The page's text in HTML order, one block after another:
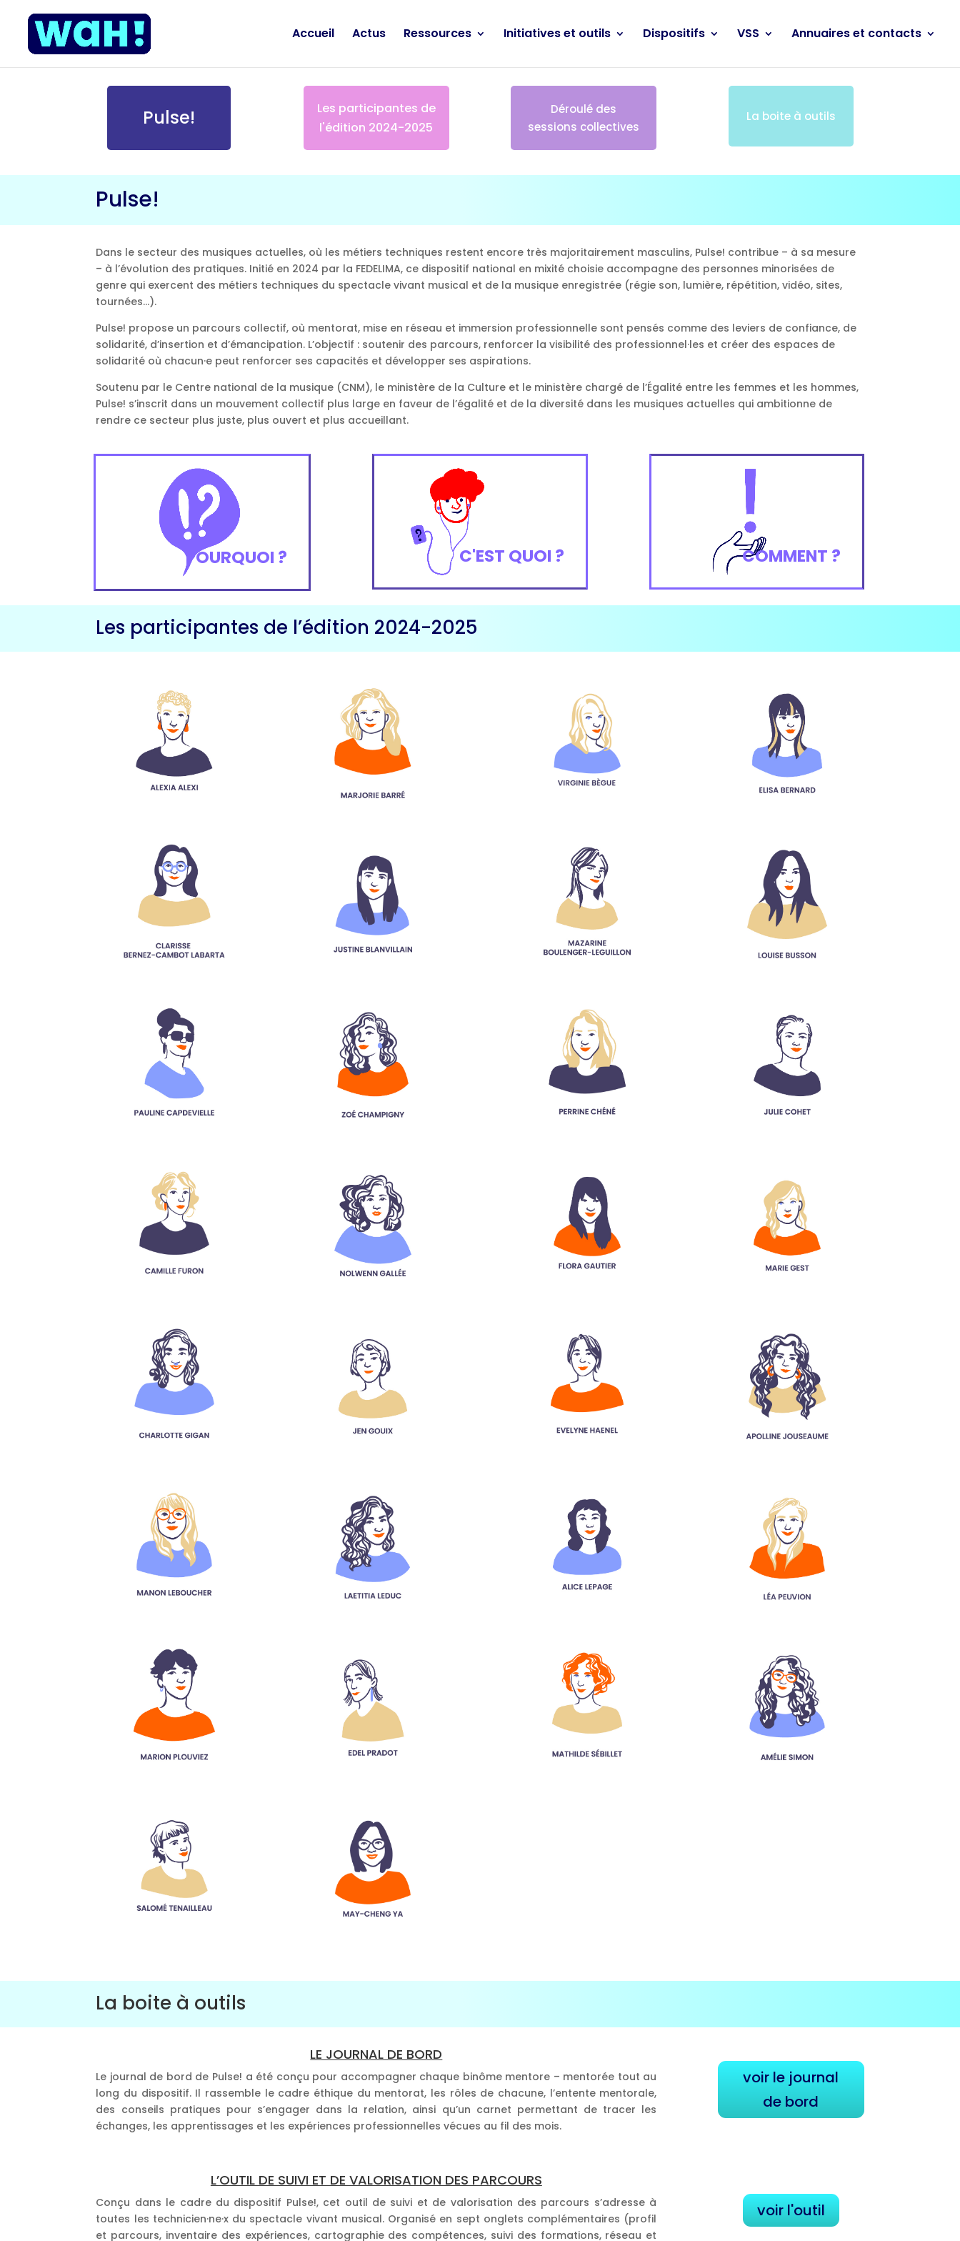
Accueil Actus Ressources Initiatives et outils Dispositifs VSS Annuaires et contacts
Pulse!
Les participantes de
l'édition 2024-2025
Déroulé des
sessions collectives
La boite à outils
Pulse!
Dans le secteur des musiques actuelles, où les métiers techniques restent encore très majoritairement masculins, Pulse! contribue – à sa mesure
– à l’évolution des pratiques. Initié en 2024 par la FEDELIMA, ce dispositif national en mixité choisie accompagne des personnes minorisées de
genre qui exercent des métiers techniques du spectacle vivant musical et de la musique enregistrée (régie son, lumière, répétition, vidéo, sites,
tournées…).
Pulse! propose un parcours collectif, où mentorat, mise en réseau et immersion professionnelle sont pensés comme des leviers de confiance, de
solidarité, d’insertion et d’émancipation. L’objectif : soutenir des parcours, renforcer la visibilité des professionnel·les et créer des espaces de
solidarité où chacun·e peut renforcer ses capacités et développer ses aspirations.
Soutenu par le Centre national de la musique (CNM), le ministère de la Culture et le ministère chargé de l’Égalité entre les femmes et les hommes,
Pulse! s’inscrit dans un mouvement collectif plus large en faveur de l’égalité et de la diversité dans les musiques actuelles qui ambitionne de
rendre ce secteur plus juste, plus ouvert et plus accueillant.
POURQUOI ? C'EST QUOI ? COMMENT ?
Les participantes de l’édition 2024-2025
La boite à outils
LE JOURNAL DE BORD
Le journal de bord de Pulse! a été conçu pour accompagner chaque binôme mentore – mentorée tout au
long du dispositif. Il rassemble le cadre éthique du mentorat, les rôles de chacune, l’entente mentorale,
des conseils pratiques pour s’engager dans la relation, ainsi qu’un carnet permettant de tracer les
échanges, les apprentissages et les expériences professionnelles vécues au fil des mois.
voir le journal
de bord
L’OUTIL DE SUIVI ET DE VALORISATION DES PARCOURS
Conçu dans le cadre du dispositif Pulse!, cet outil de suivi et de valorisation des parcours s’adresse à
toutes les technicien·ne·x du spectacle vivant musical. Organisé en sept onglets complémentaires (profil
et parcours, inventaire des expériences, cartographie des compétences, suivi des formations, réseau et
voir l'outil